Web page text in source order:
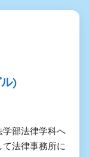
)
学部法律学科へ
法律事務所に